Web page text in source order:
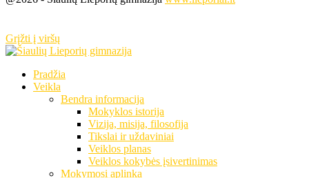
Grįžti į viršų
Pradžia
Veikla
Bendra informacija
Mokyklos istorija
Vizija, misija, filosofija
Tikslai ir uždaviniai
Veiklos planas
Veiklos kokybės įsivertinimas
Mokymosi aplinka